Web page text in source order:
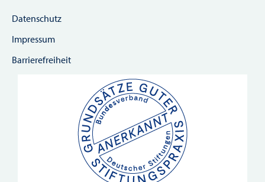
Datenschutz
Impressum
Barrierefreiheit